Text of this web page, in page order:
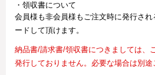
・領収書について
会員様も非会員様もご注文時に発行さ
ードして頂けます。
納品書/請求書/領収書につきましては、
発行しておりません。必要な場合は別途